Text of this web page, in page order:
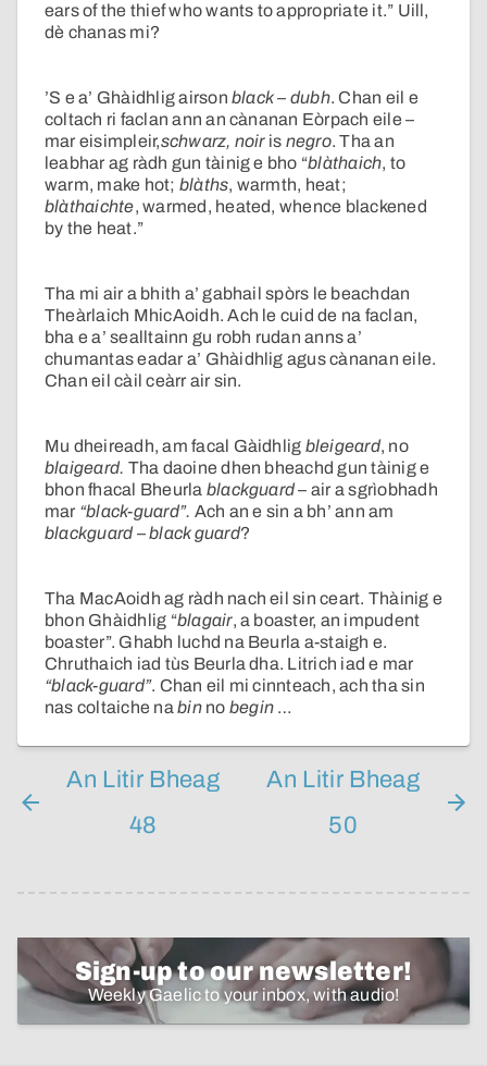
ears of the thief who wants to appropriate it.” Uill,
dè chanas mi?
’S e a’ Ghàidhlig airson black– dubh. Chan eil e
coltach ri faclan ann an cànanan Eòrpach eile –
mar eisimpleir,schwarz, noir is negro. Tha an
leabhar ag ràdh gun tàinig e bho “blàthaich, to
warm, make hot; blàths, warmth, heat;
blàthaichte, warmed, heated, whence blackened
by the heat.”
Tha mi air a bhith a’ gabhail spòrs le beachdan
Theàrlaich MhicAoidh. Ach le cuid de na faclan,
bha e a’ sealltainn gu robh rudan anns a’
chumantas eadar a’ Ghàidhlig agus cànanan eile.
Chan eil càil ceàrr air sin.
Mu dheireadh, am facal Gàidhlig bleigeard, no
blaigeard. Tha daoine dhen bheachd gun tàinig e
bhon fhacal Bheurla blackguard– air a sgrìobhadh
mar “black-guard”. Ach an e sin a bh’ ann am
blackguard –black guard?
Tha MacAoidh ag ràdh nach eil sin ceart. Thàinig e
bhon Ghàidhlig “blagair, a boaster, an impudent
boaster”. Ghabh luchd na Beurla a-staigh e.
Chruthaich iad tùs Beurla dha. Litrich iad e mar
“black-guard”. Chan eil mi cinnteach, ach tha sin
nas coltaiche nabinno begin …
An Litir Bheag
48
An Litir Bheag
50
Sign-up to our newsletter!
Weekly Gaelic to your inbox, with audio!